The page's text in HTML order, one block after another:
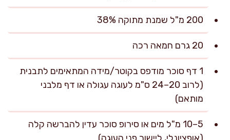
200 מ"ל שמנת מתוקה 38%
20 גרם חמאה רכה
1 דף סוכר מודפס בקוטר/מידה המתאימים לתבנית
(לרוב 20–24 ס"מ לעוגה עגולה או דף מלבני
מותאם)
5–10 מ"ל מים או סירופ סוכר עדין להברשה קלה